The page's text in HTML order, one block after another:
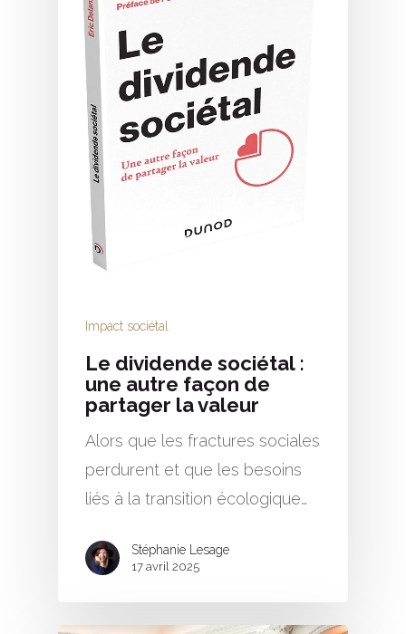
Impact sociétal
Le dividende sociétal :
une autre façon de
partager la valeur
Alors que les fractures sociales
perdurent et que les besoins
liés à la transition écologique…
Stéphanie Lesage
17 avril 2025